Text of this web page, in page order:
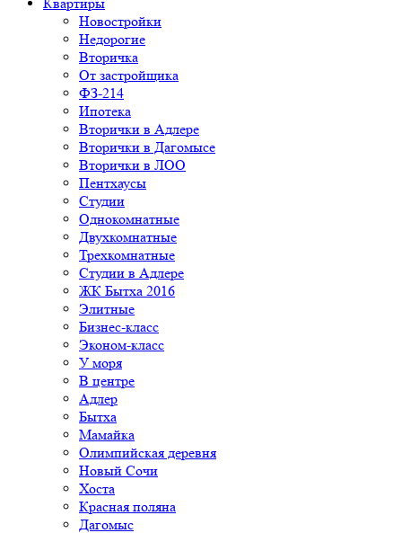
Новостройки
Недорогие
Вторичка
От застройщика
ФЗ-214
Ипотека
Вторички в Адлере
Вторички в Дагомысе
Вторички в ЛОО
Пентхаусы
Студии
Однокомнатные
Двухкомнатные
Трехкомнатные
Студии в Адлере
ЖК Бытха 2016
Элитные
Бизнес-класс
Эконом-класс
У моря
В центре
Адлер
Бытха
Мамайка
Олимпийская деревня
Новый Сочи
Хоста
Красная поляна
Дагомыс